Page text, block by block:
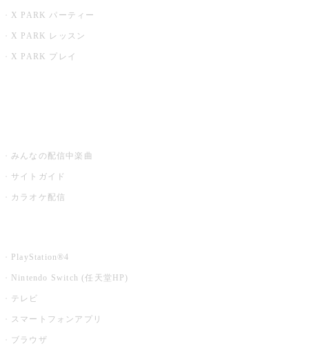
X PARK パーティー
X PARK レッスン
X PARK プレイ
みんなの配信中楽曲
サイトガイド
カラオケ配信
PlayStation®4
Nintendo Switch (任天堂HP)
テレビ
スマートフォンアプリ
ブラウザ